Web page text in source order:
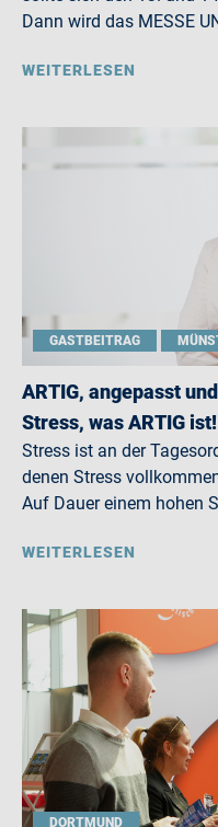
Dann wird das MESSE
WEITERLESEN
GASTBEITRAG
ARTIG, angepasst
Stress, was ARTIG ist!
Stress ist an der
denen Stress
Auf Dauer einem hohen
WEITERLESEN
DORTMUND